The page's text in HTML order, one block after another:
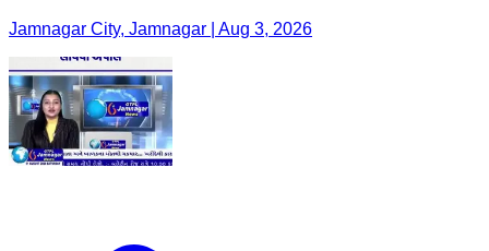
Jamnagar City, Jamnagar | Aug 3, 2026